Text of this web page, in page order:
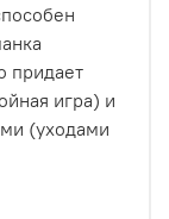
придает
игра) и
(уходами